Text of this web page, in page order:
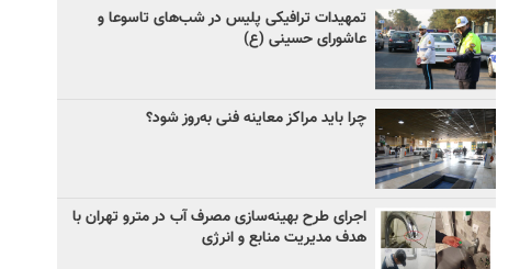
تمهیدات ترافیکی پلیس در شب‌های تاسوعا و
عاشورای حسینی (ع)
چرا باید مراکز معاینه فنی به‌روز شود؟
اجرای طرح بهینه‌سازی مصرف آب در مترو تهران با
هدف مدیریت منابع و انرژی